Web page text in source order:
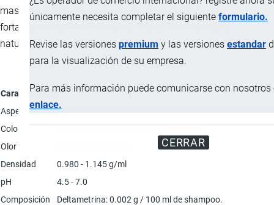
únicamente necesita completar el siguiente formulario.
Revise las versiones premium y las versiones estandar
para la visualización de su empresa.
Para más información puede comunicarse con nosotros
enlace.
CERRAR
mascota, el colágeno nutre la piel promoviendo el
fortalecimiento y brillo del pelo, manteniéndolo suave,
naturalmente lubricado y con una agradable fragancia.
Característica
Aspecto físico Fluido de apariencia viscosa y translucida, libre de
Color
Olor
Densidad
0.980 - 1.145 g/ml
pH
4.5 - 7.0
Composición
Deltametrina: 0.002 g / 100 ml de shampoo.